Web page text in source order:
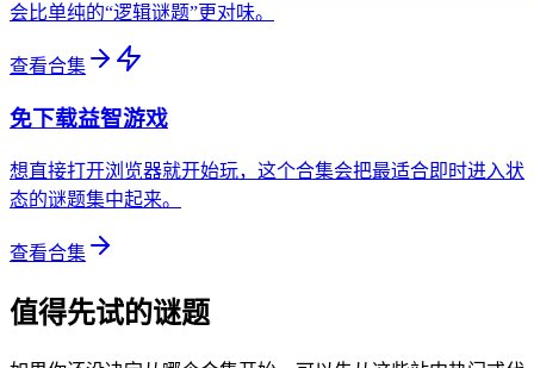
会比单纯的“逻辑谜题”更对味。
查看合集
免下载益智游戏
想直接打开浏览器就开始玩，这个合集会把最适合即时进入状
态的谜题集中起来。
查看合集
值得先试的谜题